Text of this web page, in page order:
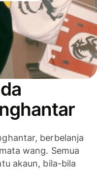
berbelanja
wang. Semua
akaun, bila-bila